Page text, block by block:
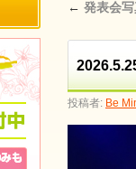
← 発表会
投稿者: Be